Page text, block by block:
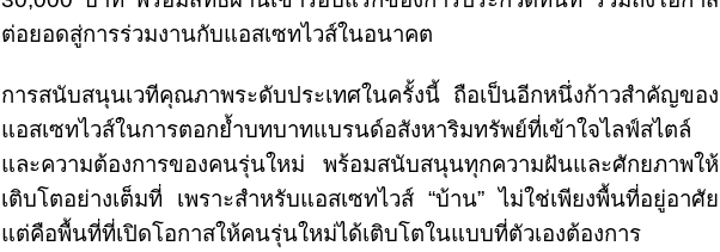
ต่อยอดสู่การร่วมงานกับแอสเซทไวส์ในอนาคต
การสนับสนุนเวทีคุณภาพระดับประเทศในครั้งนี้ ถือเป็นอีกหนึ่งก้าวสำคัญของ
แอสเซทไวส์ในการตอกย้ำบทบาทแบรนด์อสังหาริมทรัพย์ที่เข้าใจไลฟ์สไตล์
และความต้องการของคนรุ่นใหม่ พร้อมสนับสนุนทุกความฝันและศักยภาพให้
เติบโตอย่างเต็มที่ เพราะสำหรับแอสเซทไวส์ “บ้าน” ไม่ใช่เพียงพื้นที่อยู่อาศัย
แต่คือพื้นที่ที่เปิดโอกาสให้คนรุ่นใหม่ได้เติบโตในแบบที่ตัวเองต้องการ